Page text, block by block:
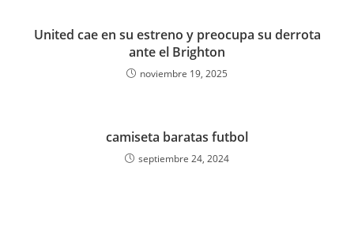
United cae en su estreno y preocupa su derrota
ante el Brighton
noviembre 19, 2025
camiseta baratas futbol
septiembre 24, 2024